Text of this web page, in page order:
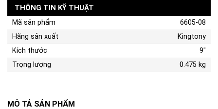
MÔ TẢ SẢN PHẨM
THÔNG TIN KỸ THUẬT
Mã sản phẩm
6605-08
Hãng sản xuất
Kingtony
Kích thước
9"
Trọng lượng
0.475 kg